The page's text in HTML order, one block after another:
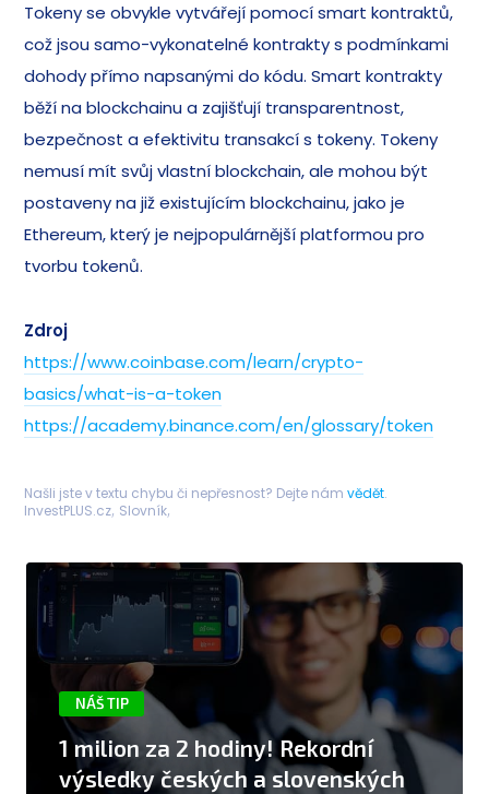
Tokeny se obvykle vytvářejí pomocí smart kontraktů,
což jsou samo-vykonatelné kontrakty s podmínkami
dohody přímo napsanými do kódu. Smart kontrakty
běží na blockchainu a zajišťují transparentnost,
bezpečnost a efektivitu transakcí s tokeny. Tokeny
nemusí mít svůj vlastní blockchain, ale mohou být
postaveny na již existujícím blockchainu, jako je
Ethereum, který je nejpopulárnější platformou pro
tvorbu tokenů.
Zdroj
https://www.coinbase.com/learn/crypto-
basics/what-is-a-token
https://academy.binance.com/en/glossary/token
Našli jste v textu chybu či nepřesnost? Dejte námvědět.
InvestPLUS.cz Slovník
NÁŠ TIP
1 milion za 2 hodiny! Rekordní
výsledky českých a slovenských